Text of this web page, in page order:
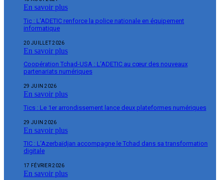
En savoir plus
Tic : L’ADETIC renforce la police nationale en équipement
informatique
20 JUILLET 2026
En savoir plus
Coopération Tchad-USA : L’ADETIC au cœur des nouveaux
partenariats numériques
29 JUIN 2026
En savoir plus
Tics : Le 1er arrondissement lance deux plateformes numériques
29 JUIN 2026
En savoir plus
TIC : L’Azerbaïdjan accompagne le Tchad dans sa transformation
digitale
17 FÉVRIER 2026
En savoir plus